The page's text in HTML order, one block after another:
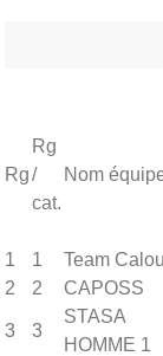
Rg
Rg
/
cat.
Nom
1 1 Team Calou
2
2 CAPOSS
3 3
STASA
HOMME 1